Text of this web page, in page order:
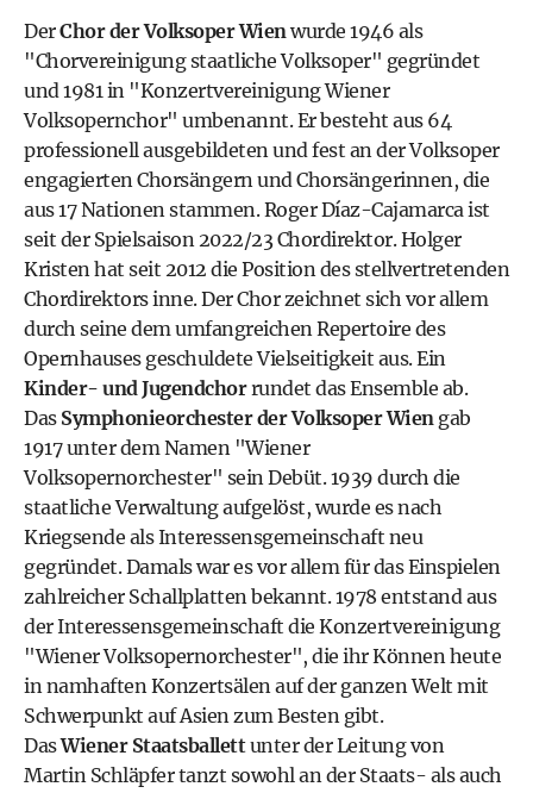
DerChor der Volksoper Wien wurde 1946 als
"Chorvereinigung staatliche Volksoper" gegründet
und 1981 in "Konzertvereinigung Wiener
Volksopernchor" umbenannt. Er besteht aus 64
professionell ausgebildeten und fest an der Volksoper
engagierten Chorsängern und Chorsängerinnen, die
aus 17 Nationen stammen. Roger Díaz-Cajamarca ist
seit der Spielsaison 2022/23 Chordirektor. Holger
Kristen hat seit 2012 die Position des stellvertretenden
Chordirektors inne. Der Chor zeichnet sich vor allem
durch seine dem umfangreichen Repertoire des
Opernhauses geschuldete Vielseitigkeit aus. Ein
Kinder- und Jugendchorrundet das Ensemble ab.
Das Symphonieorchester der Volksoper Wien gab
1917 unter dem Namen "Wiener
Volksopernorchester" sein Debüt. 1939 durch die
staatliche Verwaltung aufgelöst, wurde es nach
Kriegsende als Interessensgemeinschaft neu
gegründet. Damals war es vor allem für das Einspielen
zahlreicher Schallplatten bekannt. 1978 entstand aus
der Interessensgemeinschaft die Konzertvereinigung
"Wiener Volksopernorchester", die ihr Können heute
in namhaften Konzertsälen auf der ganzen Welt mit
Schwerpunkt auf Asien zum Besten gibt.
DasWiener Staatsballettunter der Leitung von
Martin Schläpfer tanzt sowohl an der Staats- als auch